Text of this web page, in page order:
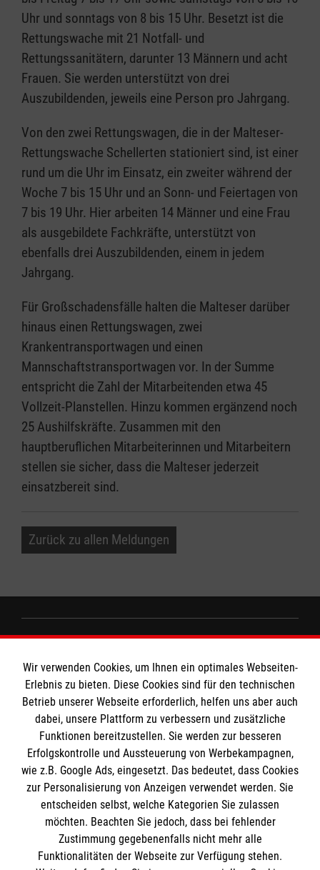
Uhr und sonntags von 8 bis 15 Uhr. Besetzt ist die
Rettungswache mit 21 Notfall- und
Rettungssanitätern, darunter 13 Männern und acht
Frauen. Sie werden unterstützt von drei
Auszubildenden, jeweils eine Person pro Jahrgang.
Von den zwei Rettungswagen, die in der Malteser-
Rettungswache Schellerten stationiert sind, ist einer
rund um die Uhr im Einsatz, ein zweiter während der
Woche 7 bis 15 Uhr und an Sonn- und Feiertagen von
7 bis 19 Uhr. Hier arbeiten 14 Männer und eine Frau
als ausgebildete Fachkräfte, unterstützt von
ebenfalls drei Auszubildenden, einem in jedem
Jahrgang.
Für Großschadensfälle halten die Malteser darüber
hinaus einen Rettungswagen, zwei
Krankentransportwagen und einen
Mannschaftstransportwagen vor. In der Summe
entspricht die Zahl der Mitarbeitenden etwa 45
Vollzeit-Planstellen. Hinzu kommen ergänzend noch
25 Aushilfskräfte. Zusammen mit den
hauptberuflichen Mitarbeiterinnen und Mitarbeitern
stellen sie sicher, dass die Malteser jederzeit
einsatzbereit sind.
Zurück zu allen Meldungen
Impressum
Datenschutz
Barrierefreiheit
Kontakt
Die Malteser
Malteser in Deutschland
Malteserorden
Sharepoint
MPG Ansprechpartner
Den Beauftragten für Medizinproduktesicherheit
im Malteser Rettungsdienst und den
Spendenkonto
Wir verwenden Cookies, um Ihnen ein optimales Webseiten-
Erlebnis zu bieten. Diese Cookies sind für den technischen
Betrieb unserer Webseite erforderlich, helfen uns aber auch
dabei, unsere Plattform zu verbessern und zusätzliche
Funktionen bereitzustellen. Sie werden zur besseren
Erfolgskontrolle und Aussteuerung von Werbekampagnen,
wie z.B. Google Ads, eingesetzt. Das bedeutet, dass Cookies
zur Personalisierung von Anzeigen verwendet werden. Sie
entscheiden selbst, welche Kategorien Sie zulassen
möchten. Beachten Sie jedoch, dass bei fehlender
Zustimmung gegebenenfalls nicht mehr alle
Funktionalitäten der Webseite zur Verfügung stehen.